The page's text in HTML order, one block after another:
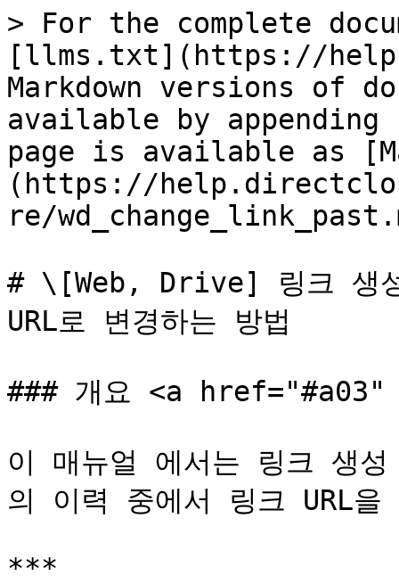
> For the complete
[llms.txt](https://
Markdown versions of
available by
page is available as
(https://
re/
# \[Web, Drive] 링크 생성
URL로 변경하는 방법
### 개요 <a
이 매뉴얼 에서는 링크 생
의 이력 중에서 링크 URL
***